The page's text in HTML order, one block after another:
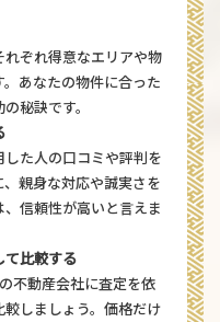
ぞれ得意なエリアや物
あなたの物件に合った
秘訣です。
た人の口コミや評判を
親身な対応や誠実さを
信頼性が高いと言えま
て比較する
不動産会社に査定を依
しましょう。価格だけ